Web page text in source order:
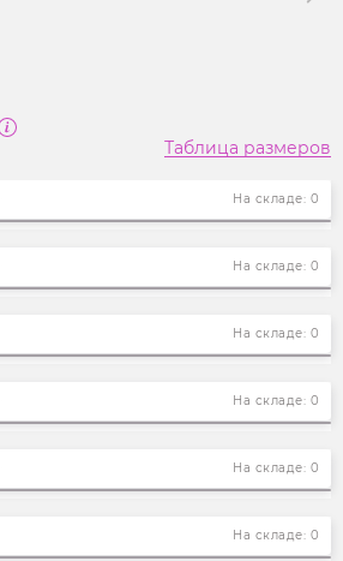
Таблица размеров
На складе: 0
На складе: 0
На складе: 0
На складе: 0
На складе: 0
На складе: 0